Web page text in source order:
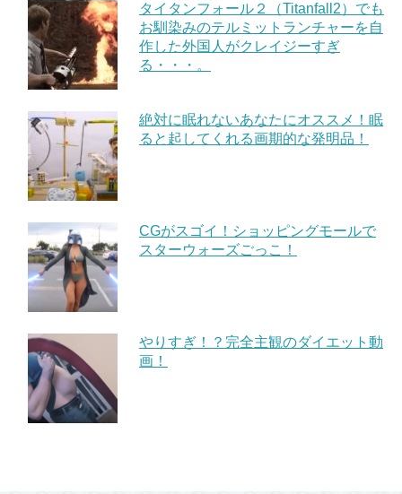
タイタンフォール２（Titanfall2）でも
お馴染みのテルミットランチャーを自
作した外国人がクレイジーすぎ
る・・・。
絶対に眠れないあなたにオススメ！眠
ると起してくれる画期的な発明品！
CGがスゴイ！ショッピングモールで
スターウォーズごっこ！
やりすぎ！？完全主観のダイエット動
画！